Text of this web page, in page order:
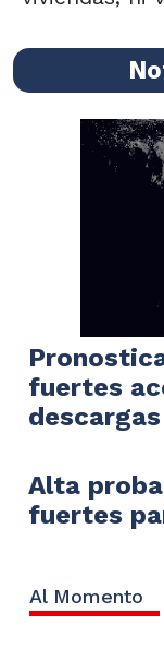
fuertes
Alta
fuertes
Al Momento